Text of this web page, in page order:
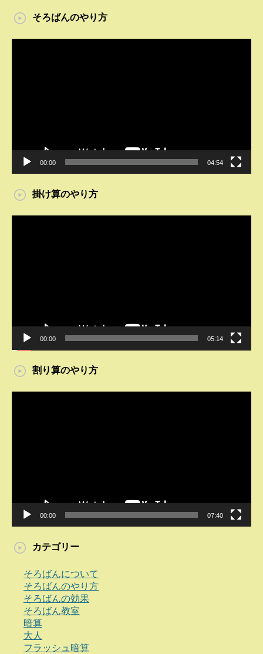
そろばんのやり方
00:00 04:54
掛け算のやり方
00:00 05:14
割り算のやり方
00:00 07:40
カテゴリー
そろばんについて
そろばんのやり方
そろばんの効果
そろばん教室
暗算
大人
フラッシュ暗算